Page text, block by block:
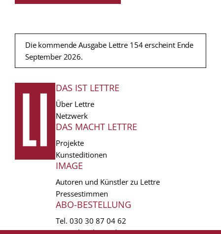
Die kommende Ausgabe Lettre 154 erscheint Ende
September 2026.
FUSSZEILE
DAS IST LETTRE
Über Lettre
Netzwerk
DAS MACHT LETTRE
Projekte
Kunsteditionen
IMAGE
Autoren und Künstler zu Lettre
Pressestimmen
ABO-BESTELLUNG
Tel. 030 30 87 04 62